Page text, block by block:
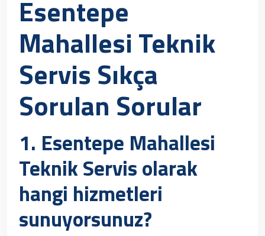
Esentepe
Mahallesi Teknik
ServisSıkça
Sorulan Sorular
1. Esentepe Mahallesi
Teknik Servisolarak
hangi hizmetleri
sunuyorsunuz?